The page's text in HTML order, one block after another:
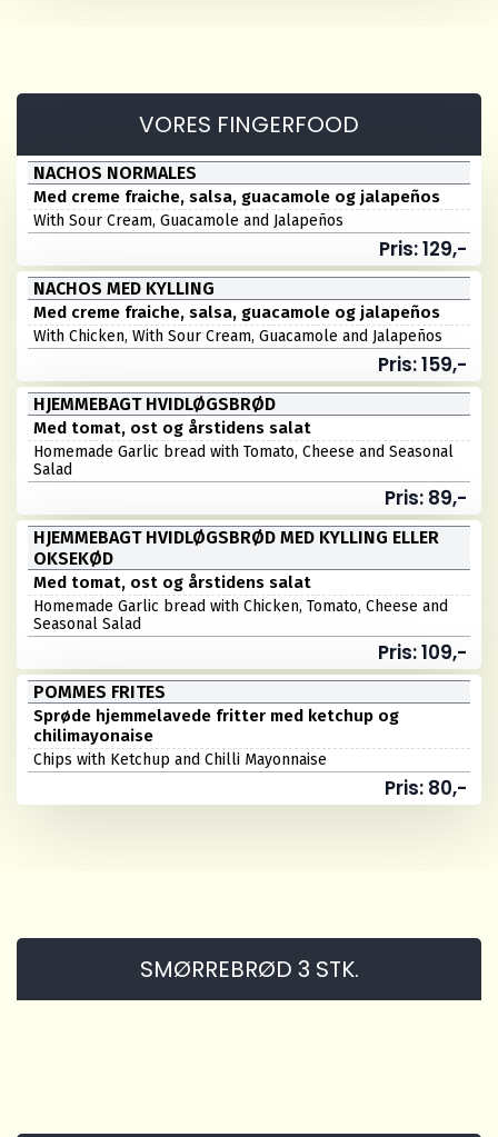
VORES FINGERFOOD
NACHOS NORMALES
Med creme fraiche, salsa, guacamole og jalapeños
With Sour Cream, Guacamole and Jalapeños
Pris: 129,-
NACHOS MED KYLLING
Med creme fraiche, salsa, guacamole og jalapeños
With Chicken, With Sour Cream, Guacamole and Jalapeños
Pris: 159,-
HJEMMEBAGT HVIDLØGSBRØD
Med tomat, ost og årstidens salat
Homemade Garlic bread with Tomato, Cheese and Seasonal
Salad
Pris: 89,-
HJEMMEBAGT HVIDLØGSBRØD MED KYLLING ELLER
OKSEKØD
Med tomat, ost og årstidens salat
Homemade Garlic bread with Chicken, Tomato, Cheese and
Seasonal Salad
Pris: 109,-
POMMES FRITES
Sprøde hjemmelavede fritter med ketchup og
chilimayonaise
Chips with Ketchup and Chilli Mayonnaise
Pris: 80,-
SMØRREBRØD 3 STK.